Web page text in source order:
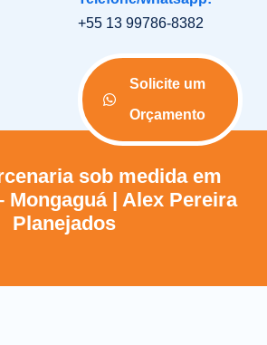
+55 13 99786-8382
Solicite um
Orçamento
sob medida em
Mongaguá | Alex Pereira
Planejados